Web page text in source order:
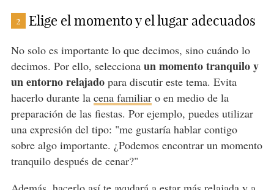
2 Elige el momento y el lugar adecuados
No solo es importante lo que decimos, sino cuándo lo
decimos. Por ello, selecciona un momento tranquilo y
un entorno relajadopara discutir este tema. Evita
hacerlo durante la cena familiaro en medio de la
preparación de las fiestas. Por ejemplo, puedes utilizar
una expresión del tipo: "me gustaría hablar contigo
sobre algo importante. ¿Podemos encontrar un momento
tranquilo después de cenar?"